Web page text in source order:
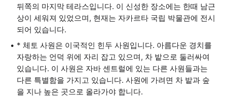
뒤쪽의 마지막 테라스입니다. 이 신성한 장소에는 한때 남근
상이 세워져 있었으며, 현재는 자카르타 국립 박물관에 전시
되어 있습니다.
* 체토 사원은 이국적인 힌두 사원입니다. 아름다운 경치를
자랑하는 언덕 위에 자리 잡고 있으며, 차 밭으로 둘러싸여
있습니다. 이 사원은 자바 센트럴에 있는 다른 사원들과는
다른 특별함을 가지고 있습니다. 사원에 가려면 차 밭과 숲
을 지나 높은 곳으로 올라가야 합니다.